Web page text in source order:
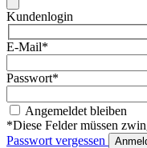
Kundenlogin
E-Mail*
Passwort*
Angemeldet bleiben
*Diese Felder müssen
Passwort vergessen